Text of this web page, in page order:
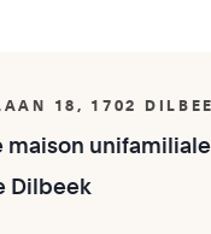
18, 1702
maison unifamiliale
Dilbeek